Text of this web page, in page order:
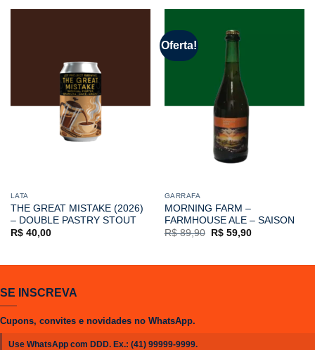
LATA
THE GREAT MISTAKE (2026)
– DOUBLE PASTRY STOUT
R$40,00
Oferta!
GARRAFA
MORNING FARM –
FARMHOUSE ALE – SAISON
R$89,90
O
R$59,90O
SE INSCREVA
Cupons, convites e novidades no WhatsApp.
Use WhatsApp com DDD. Ex.: (41) 99999-9999.